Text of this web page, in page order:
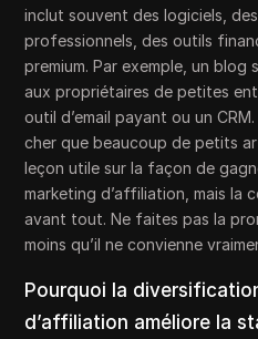
inclut souvent des logiciels,
professionnels, des outils
premium. Par exemple, un blog
aux propriétaires de petites
outil d’email payant ou un
cher que beaucoup de petits
leçon utile sur la façon de
marketing d’affiliation, mais la
avant tout. Ne faites pas la
moins qu’il ne convienne
Pourquoi la
d’affiliation améliore la